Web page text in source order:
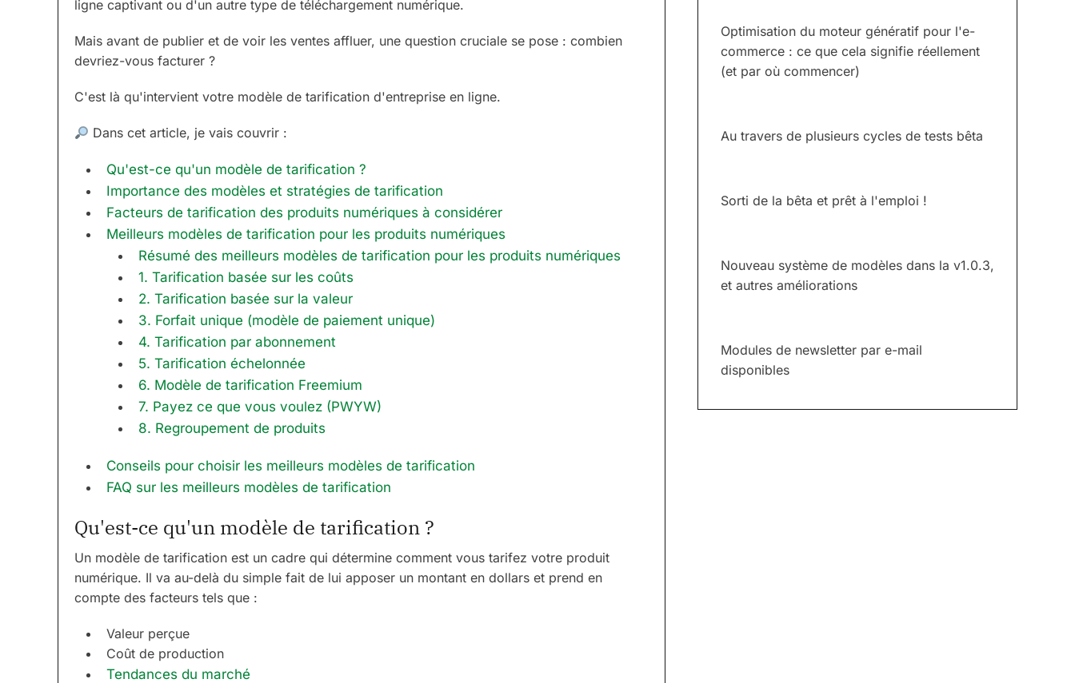
ligne captivant ou d'un autre type de téléchargement numérique.
Mais avant de publier et de voir les ventes affluer, une question cruciale se pose : combien
devriez-vous facturer ?
C'est là qu'intervient votre modèle de tarification d'entreprise en ligne.
Dans cet article, je vais couvrir :
Qu'est-ce qu'un modèle de tarification ?
Importance des modèles et stratégies de tarification
Facteurs de tarification des produits numériques à considérer
Meilleurs modèles de tarification pour les produits numériques
Résumé des meilleurs modèles de tarification pour les produits numériques
1. Tarification basée sur les coûts
2. Tarification basée sur la valeur
3. Forfait unique (modèle de paiement unique)
4. Tarification par abonnement
5. Tarification échelonnée
6. Modèle de tarification Freemium
7. Payez ce que vous voulez (PWYW)
8. Regroupement de produits
Conseils pour choisir les meilleurs modèles de tarification
FAQ sur les meilleurs modèles de tarification
Qu'est-ce qu'un modèle de tarification ?
Un modèle de tarification est un cadre qui détermine comment vous tarifez votre produit
numérique. Il va au-delà du simple fait de lui apposer un montant en dollars et prend en
compte des facteurs tels que :
Valeur perçue
Coût de production
Tendances du marché
Optimisation du moteur génératif pour l'e-
commerce : ce que cela signifie réellement
(et par où commencer)
Au travers de plusieurs cycles de tests bêta
Sorti de la bêta et prêt à l'emploi !
Nouveau système de modèles dans la v1.0.3,
et autres améliorations
Modules de newsletter par e-mail
disponibles